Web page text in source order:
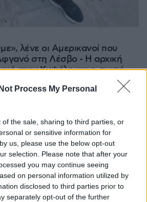
Process My Personal
of the sale, sharing to third parties, or
or sensitive information for
us, please use the below opt-out
selection. Please note that after your
you may continue seeing
on personal information utilized by
disclosed to third parties prior to
separately opt-out of the further
λένε οι Αμερικανοί που
στη Λέσβο - Η αρχική
στην Κυψέλη και η σιωπή